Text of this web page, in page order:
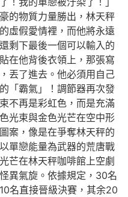
的物質力量勝出，林天秤
虛假愛情裡，而他將永遠
剩下最後一個可以輸入的
在他背後衣領上，那張寫
丟了進去。他必須用自己
「霸氣」！調節器再次發
不再是彩虹色，而是充滿
光束與金色光芒在空中形
案，像是在爭奪林天秤的
單戀能量為武器的荒唐戰
芒在林天秤咖啡館上空劇
異氣旋。依據規定，30名
名直接晉級決賽，其余20